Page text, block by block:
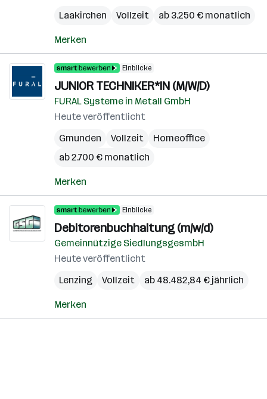
Laakirchen
Vollzeit ab 3.250 € monatlich
Merken
Einblicke
JUNIOR TECHNIKER*IN (M/W/D)
FURAL Systeme in Metall GmbH
Heute veröffentlicht
Gmunden
Vollzeit
Homeoffice
ab 2.700 € monatlich
Merken
Einblicke
Debitorenbuchhaltung (m/w/d)
Gemeinnützige SiedlungsgesmbH
Heute veröffentlicht
Lenzing
Vollzeit ab 48.482,84 € jährlich
Merken